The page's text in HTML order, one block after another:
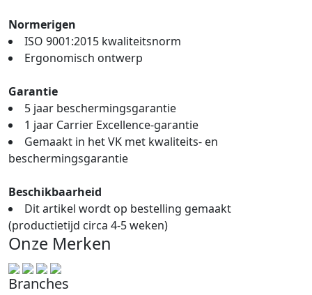
Normerigen
ISO 9001:2015 kwaliteitsnorm
Ergonomisch ontwerp
Garantie
5 jaar beschermingsgarantie
1 jaar Carrier Excellence-garantie
Gemaakt in het VK met kwaliteits- en
beschermingsgarantie
Beschikbaarheid
Dit artikel wordt op bestelling gemaakt
(productietijd circa 4-5 weken)
Onze Merken
Branches